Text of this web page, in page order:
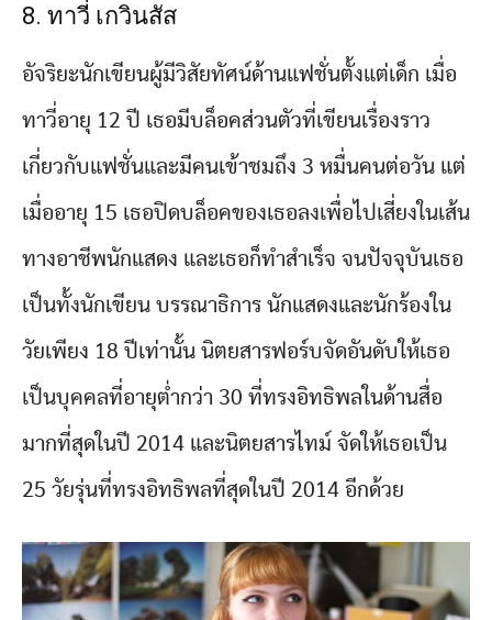
8. ทาวี่ เกวินสัส
อัจริยะนักเขียนผู้มีวิสัยทัศน์ด้านแฟชั่นตั้งแต่เด็ก เมื่อ
ทาวี่อายุ 12 ปี เธอมีบล็อคส่วนตัวที่เขียนเรื่องราว
เกี่ยวกับแฟชั่นและมีคนเข้าชมถึง 3 หมื่นคนต่อวัน แต่
เมื่ออายุ 15 เธอปิดบล็อคของเธอลงเพื่อไปเสี่ยงในเส้น
ทางอาชีพนักแสดง และเธอก็ทำสำเร็จ จนปัจจุบันเธอ
เป็นทั้งนักเขียน บรรณาธิการ นักแสดงและนักร้องใน
วัยเพียง 18 ปีเท่านั้น นิตยสารฟอร์บจัดอันดับให้เธอ
เป็นบุคคลที่อายุต่ำกว่า 30 ที่ทรงอิทธิพลในด้านสื่อ
มากที่สุดในปี 2014 และนิตยสารไทม์ จัดให้เธอเป็น
25 วัยรุ่นที่ทรงอิทธิพลที่สุดในปี 2014 อีกด้วย